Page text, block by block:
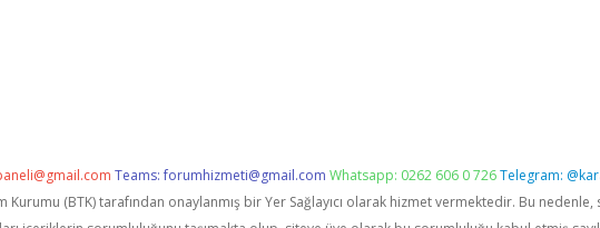
Teams:forumhizmeti@gmail.com Whatsapp: 0262 606 0 726Telegram:
Kurumu (BTK) tarafından onaylanmış bir Yer Sağlayıcı olarak hizmet vermektedir. Bu